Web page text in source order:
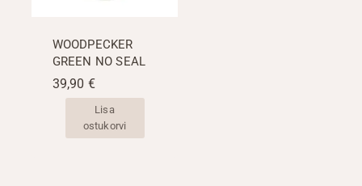
WOODPECKER
GREEN NO SEAL
39,90 €
Lisa
ostukorvi